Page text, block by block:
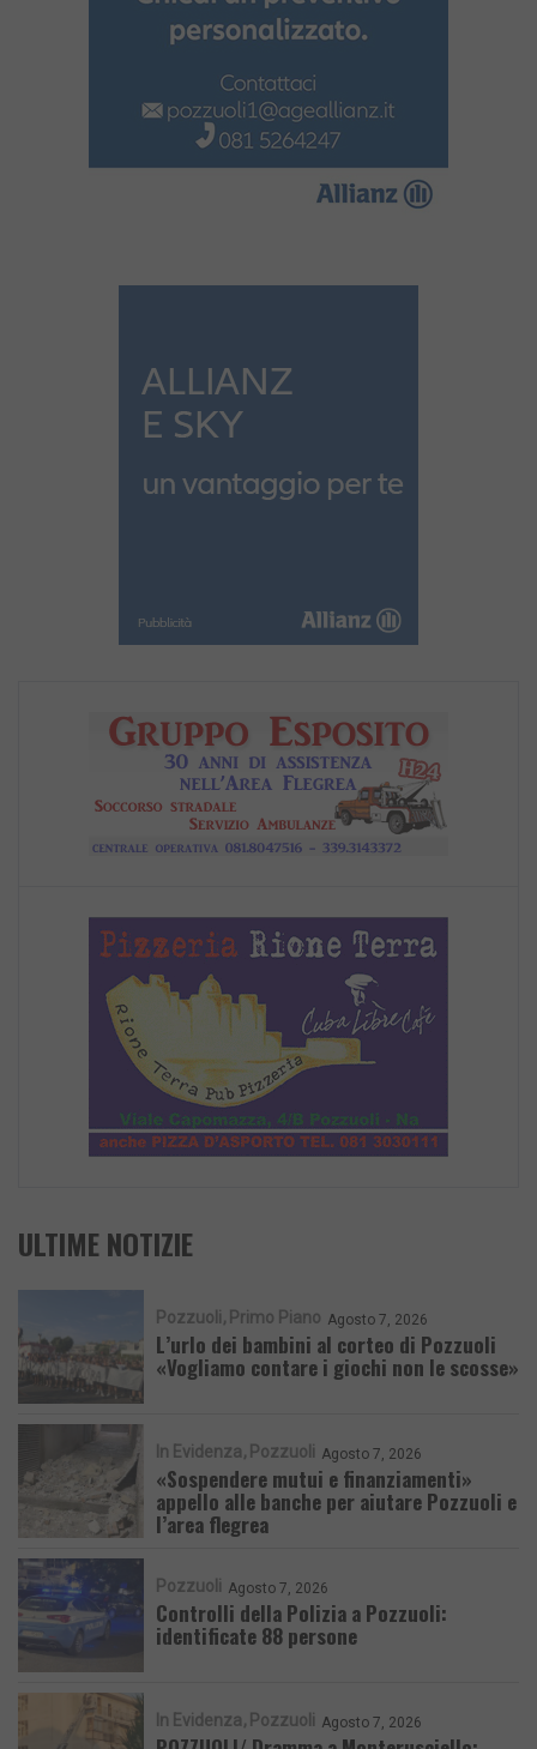
ULTIME NOTIZIE
Pozzuoli Primo Piano Agosto 7, 2026
L’urlo dei bambini al corteo di Pozzuoli
«Vogliamo contare i giochi non le scosse»
In Evidenza Pozzuoli Agosto 7, 2026
«Sospendere mutui e finanziamenti»
appello alle banche per aiutare Pozzuoli e
l’area flegrea
Pozzuoli Agosto 7, 2026
Controlli della Polizia a Pozzuoli:
identificate 88 persone
In Evidenza Pozzuoli Agosto 7, 2026